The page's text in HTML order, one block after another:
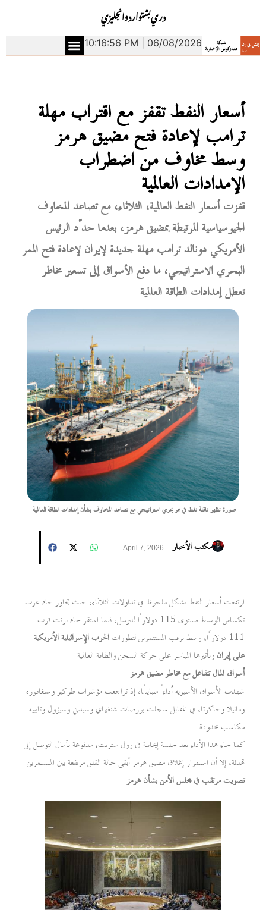
انجليزياردوبشتودري
10:16:57 PM | 06/08/2026
أسعار النفط تقفز مع اقتراب مهلة
ترامب لإعادة فتح مضيق هرمز
وسط مخاوف من اضطراب
الإمدادات العالمية
قفزت أسعار النفط العالمية، الثلاثاء، مع تصاعد المخاوف
الجيوسياسية المرتبطة بمضيق هرمز، بعدما حدّد الرئيس
الأمريكي دونالد ترامب مهلة جديدة لإيران لإعادة فتح الممر
البحري الاستراتيجي، ما دفع الأسواق إلى تسعير مخاطر
تعطل إمدادات الطاقة العالمية
صورة تظهر ناقلة نفط في ممر بحري استراتيجي مع تصاعد المخاوف بشأن إمدادات الطاقة العالمية
مكتب الأخبار April 7, 2026
ارتفعت أسعار النفط بشكل ملحوظ في تداولات الثلاثاء، حيث تجاوز خام غرب
تكساس الوسيط مستوى 115 دولارًا للبرميل، فيما استقر خام برنت قرب
111 دولارًا، وسط ترقب المستثمرين لتطورات
الحرب الإسرائيلية الأمريكية
على إيرانوتأثيرها المباشر على حركة الشحن والطاقة العالمية
أسواق المال تتفاعل مع مخاطر مضيق هرمز
شهدت الأسواق الآسيوية أداءً متباينًا، إذ تراجعت مؤشرات طوكيو وسنغافورة
ومانيلا وجاكرتا، في المقابل سجلت بورصات شنغهاي وسيدني وسيؤول وتايبيه
مكاسب محدودة
كما جاء هذا الأداء بعد جلسة إيجابية في وول ستريت، مدفوعة بآمال التوصل إلى
تهدئة، إلا أن استمرار إغلاق مضيق هرمز أبقى حالة القلق مرتفعة بين المستثمرين
تصويت مرتقب في مجلس الأمن بشأن هرمز